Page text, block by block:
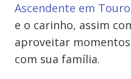
Ascendente em Touro
e o carinho, assim
aproveitar
com sua família.